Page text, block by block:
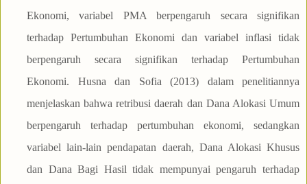
Ekonomi, variabel PMA berpengaruh secara signifikan
terhadap Pertumbuhan Ekonomi dan variabel inflasi tidak
berpengaruh secara signifikan terhadap Pertumbuhan
Ekonomi. Husna dan Sofia (2013) dalam penelitiannya
menjelaskan bahwa retribusi daerah dan Dana Alokasi Umum
berpengaruh terhadap pertumbuhan ekonomi, sedangkan
variabel lain-lain pendapatan daerah, Dana Alokasi Khusus
dan Dana Bagi Hasil tidak mempunyai pengaruh terhadap